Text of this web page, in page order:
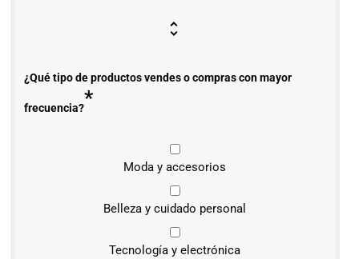
¿Qué tipo de productos vendes o compras con mayor
frecuencia?*
Moda y accesorios
Belleza y cuidado personal
Tecnología y electrónica